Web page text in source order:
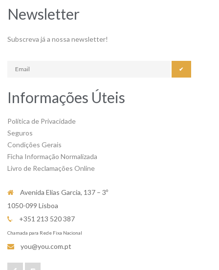
Newsletter
Subscreva já a nossa newsletter!
✔
Informações Úteis
Política de Privacidade
Seguros
Condições Gerais
Ficha Informação Normalizada
Livro de Reclamações Online
Avenida Elias Garcia, 137 – 3º
1050-099 Lisboa
+351 213 520 387
Chamada para Rede Fixa Nacional
you@you.com.pt